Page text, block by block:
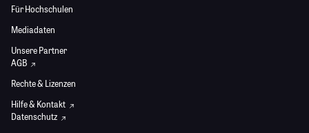
Für Hochschulen
Mediadaten
Unsere Partner
AGB
Rechte & Lizenzen
Hilfe & Kontakt
Datenschutz